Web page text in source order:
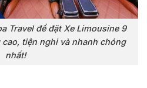
Travel để đặt Xe Limousine 9
tiện nghi và nhanh chóng
nhất!